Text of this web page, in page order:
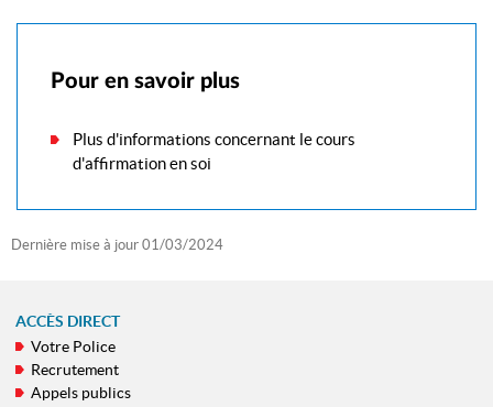
Pour en savoir plus
Plus d'informations concernant le cours
d'affirmation en soi
Dernière mise à jour 01/03/2024
MENU
DE
ACCÈS DIRECT
Votre Police
Recrutement
Appels publics